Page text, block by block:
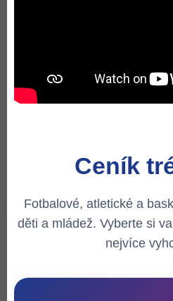
Ceník
Fotbalové, atletické a
děti a mládež. Vyberte si
nejvíce